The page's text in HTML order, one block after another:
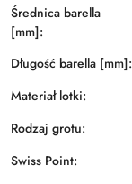
Średnica barella
[mm]:
Długość barella [mm]:
Materiał lotki:
Rodzaj grotu:
Swiss Point: